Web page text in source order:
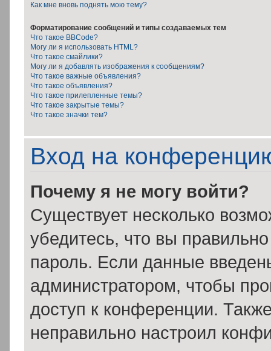
Как мне вновь поднять мою тему?
Форматирование сообщений и типы создаваемых тем
Что такое BBCode?
Могу ли я использовать HTML?
Что такое смайлики?
Могу ли я добавлять изображения к сообщениям?
Что такое важные объявления?
Что такое объявления?
Что такое прилепленные темы?
Что такое закрытые темы?
Что такое значки тем?
Вход на
Почему я не могу войти?
Существует несколько
убедитесь, что вы
пароль. Если данные
администратором, чтобы
доступ к конференции.
неправильно настроил